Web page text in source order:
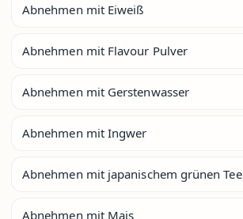
Abnehmen mit Eiweiß
Abnehmen mit Flavour Pulver
Abnehmen mit Gerstenwasser
Abnehmen mit Ingwer
Abnehmen mit japanischem grünen Tee
Abnehmen mit Mais